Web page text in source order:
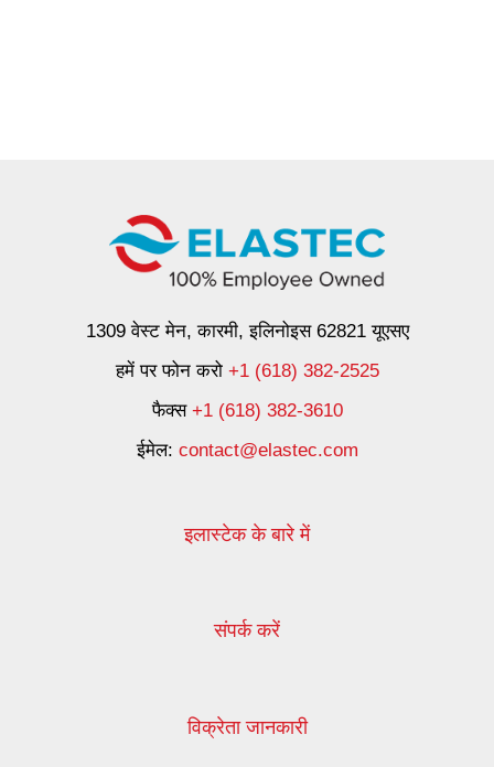
1309 वेस्ट मेन, कारमी, इलिनोइस 62821 यूएसए
हमें पर फोन करो +1 (618) 382-2525
फैक्स +1 (618) 382-3610
ईमेल: contact@elastec.com
इलास्टेक के बारे में
संपर्क करें
विक्रेता जानकारी